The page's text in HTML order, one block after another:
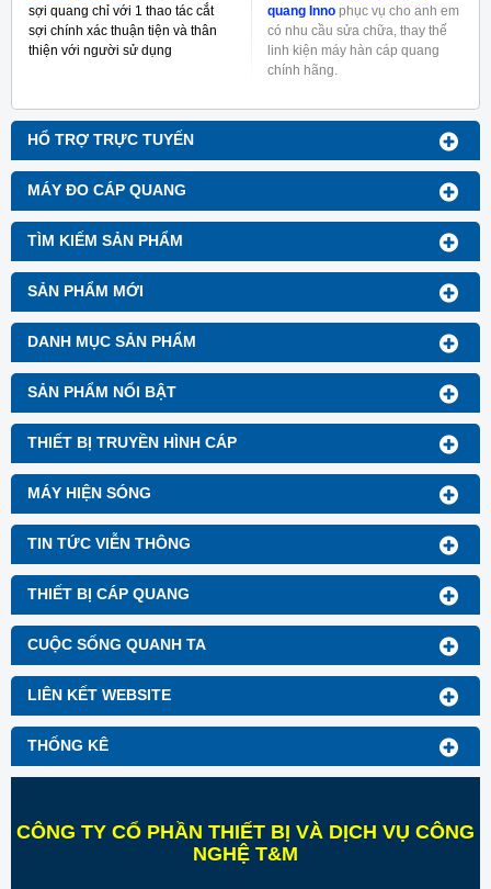
HỔ TRỢ TRỰC TUYẾN
MÁY ĐO CÁP QUANG
TÌM KIẾM SẢN PHẨM
SẢN PHẨM MỚI
DANH MỤC SẢN PHẨM
SẢN PHẨM NỔI BẬT
THIẾT BỊ TRUYỀN HÌNH CÁP
MÁY HIỆN SÓNG
TIN TỨC VIỄN THÔNG
THIẾT BỊ CÁP QUANG
CUỘC SỐNG QUANH TA
LIÊN KẾT WEBSITE
THỐNG KÊ
sợi quang chỉ với 1 thao tác cắt
sợi chính xác thuận tiện và thân
thiện với người sử dụng
quang Inno phục vụ cho anh em
có nhu cầu sửa chữa, thay thế
linh kiện máy hàn cáp quang
chính hãng.
CÔNG TY CỔ PHẦN THIẾT BỊ VÀ DỊCH VỤ CÔNG
NGHỆ T&M